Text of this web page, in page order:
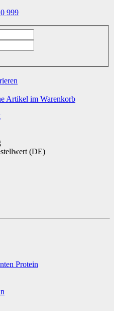
999
Artikel im Warenkorb
(DE)
Protein